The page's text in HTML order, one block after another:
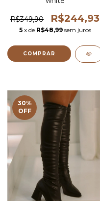
R$349,90 R$244,93
5 x de R$48,99 sem juros
COMPRAR
30%
OFF